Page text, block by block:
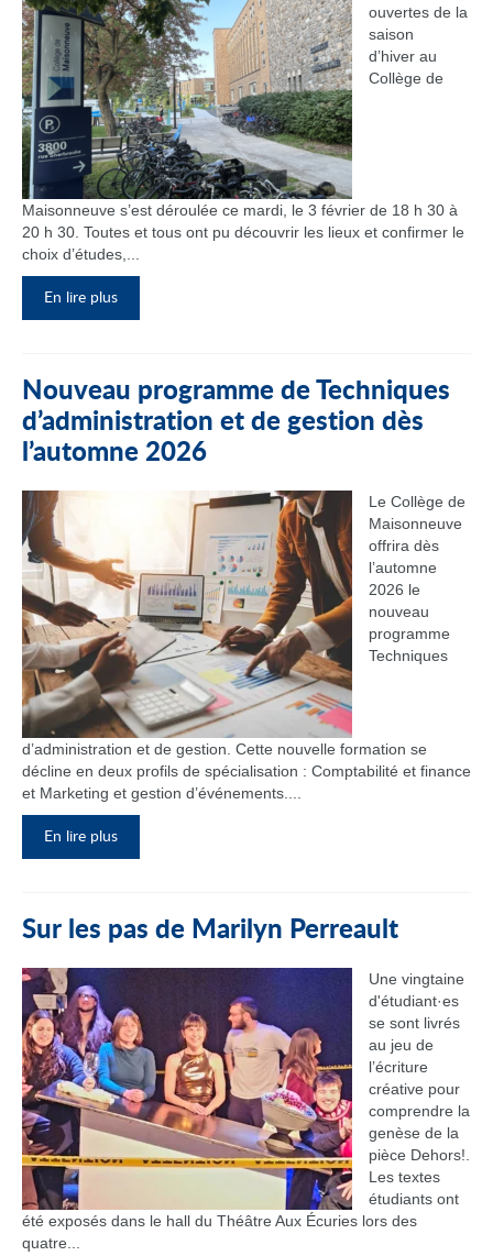
ouvertes de la
saison
d’hiver au
Collège de
Maisonneuve s’est déroulée ce mardi, le 3 février de 18 h 30 à
20 h 30. Toutes et tous ont pu découvrir les lieux et confirmer le
choix d’études,...
En lire plus
Nouveau programme de Techniques
d’administration et de gestion dès
l’automne 2026
Le Collège de
Maisonneuve
offrira dès
l’automne
2026 le
nouveau
programme
Techniques
d’administration et de gestion. Cette nouvelle formation se
décline en deux profils de spécialisation : Comptabilité et finance
et Marketing et gestion d’événements....
En lire plus
Sur les pas de Marilyn Perreault
Une vingtaine
d'étudiant·es
se sont livrés
au jeu de
l’écriture
créative pour
comprendre la
genèse de la
pièce Dehors!.
Les textes
étudiants ont
été exposés dans le hall du Théâtre Aux Écuries lors des
quatre...